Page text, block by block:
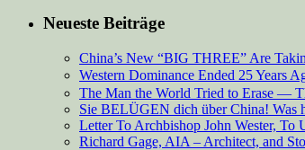
Neueste Beiträge
China’s New “BIG THREE” Are
Western Dominance Ended 25 Years
The Man the World Tried to Erase —
Sie BELÜGEN dich über China! Was
Letter To Archbishop John Wester,
Richard Gage, AIA – Architect, and